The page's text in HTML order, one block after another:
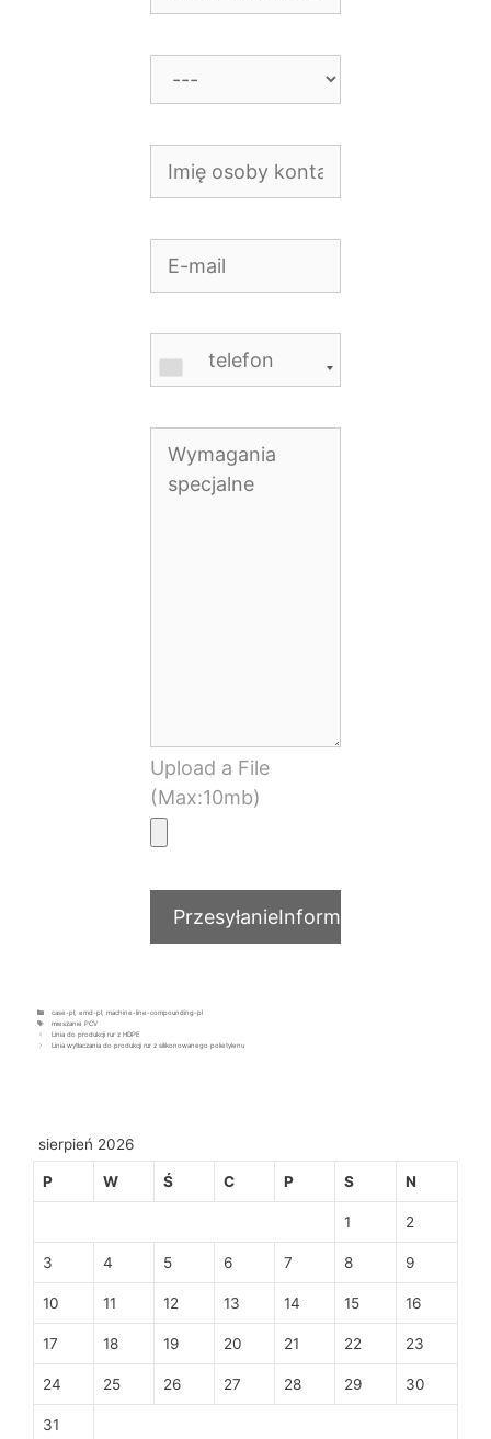
Upload a File
(Max:10mb)
case-pl, emd-pl, machine-line-compounding-pl
mieszanie PCV
Linia do produkcji rur z HDPE
Linia wytłaczania do produkcji rur z silikonowanego polietylenu
sierpień 2026
P W Ś C P S N
1 2
3 4 5 6 7 8 9
10 11 12 13 14 15 16
17 18 19 20 21 22 23
24 25 26 27 28 29 30
31